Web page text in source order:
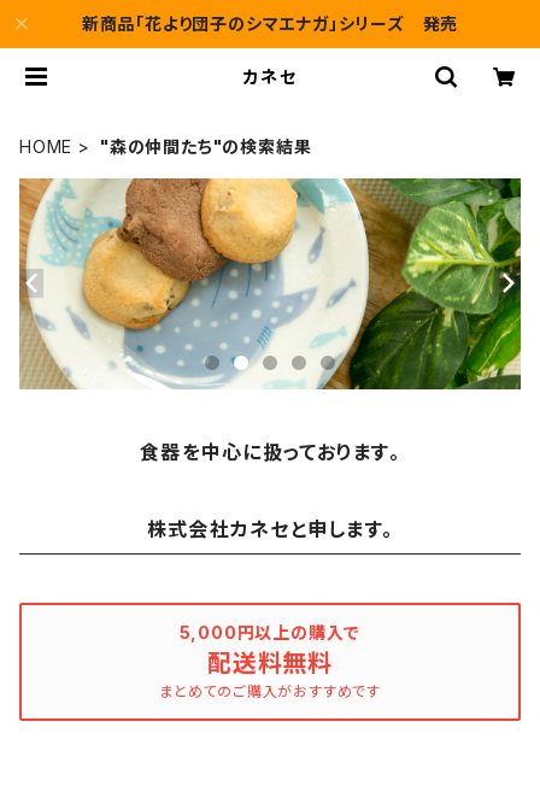
新商品「花より団子のシマエナガ」シリーズ 発売
カネセ
HOME "森の仲間たち"の検索結果
食器を中心に扱っております。
株式会社カネセと申します。
5,000円以上の購入で
配送料無料
まとめてのご購入がおすすめです